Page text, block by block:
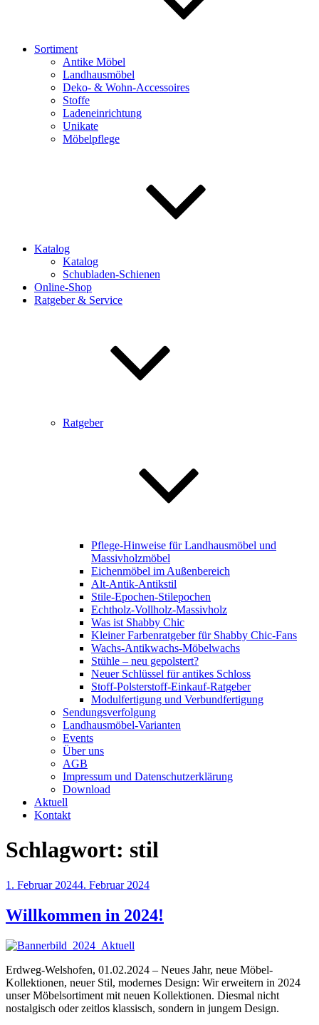
Sortiment
Antike Möbel
Landhausmöbel
Deko- & Wohn-Accessoires
Stoffe
Ladeneinrichtung
Unikate
Möbelpflege
Katalog
Katalog
Schubladen-Schienen
Online-Shop
Ratgeber & Service
Ratgeber
Pflege-Hinweise für Landhausmöbel und
Massivholzmöbel
Eichenmöbel im Außenbereich
Alt-Antik-Antikstil
Stile-Epochen-Stilepochen
Echtholz-Vollholz-Massivholz
Was ist Shabby Chic
Kleiner Farbenratgeber für Shabby Chic-Fans
Wachs-Antikwachs-Möbelwachs
Stühle – neu gepolstert?
Neuer Schlüssel für antikes Schloss
Stoff-Polsterstoff-Einkauf-Ratgeber
Modulfertigung und Verbundfertigung
Sendungsverfolgung
Landhausmöbel-Varianten
Events
Über uns
AGB
Impressum und Datenschutzerklärung
Download
Aktuell
Kontakt
Schlagwort: stil
Veröffentlicht
1. Februar 20244. Februar 2024
Willkommen in 2024!
Erdweg-Welshofen, 01.02.2024 – Neues Jahr, neue Möbel-
Kollektionen, neuer Stil, modernes Design: Wir erweitern in 2024
unser Möbelsortiment mit neuen Kollektionen. Diesmal nicht
nostalgisch oder zeitlos klassisch, sondern in jungem Design.